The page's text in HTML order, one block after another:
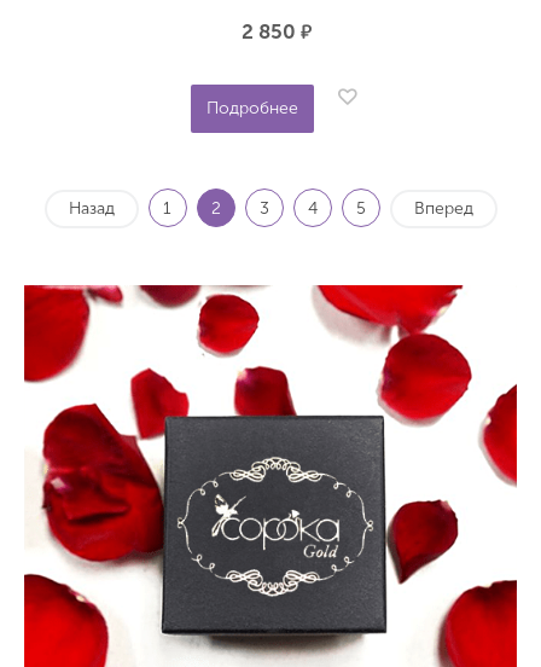
2 850 р.
Подробнее
Назад 1 2 3 4 5 Вперед